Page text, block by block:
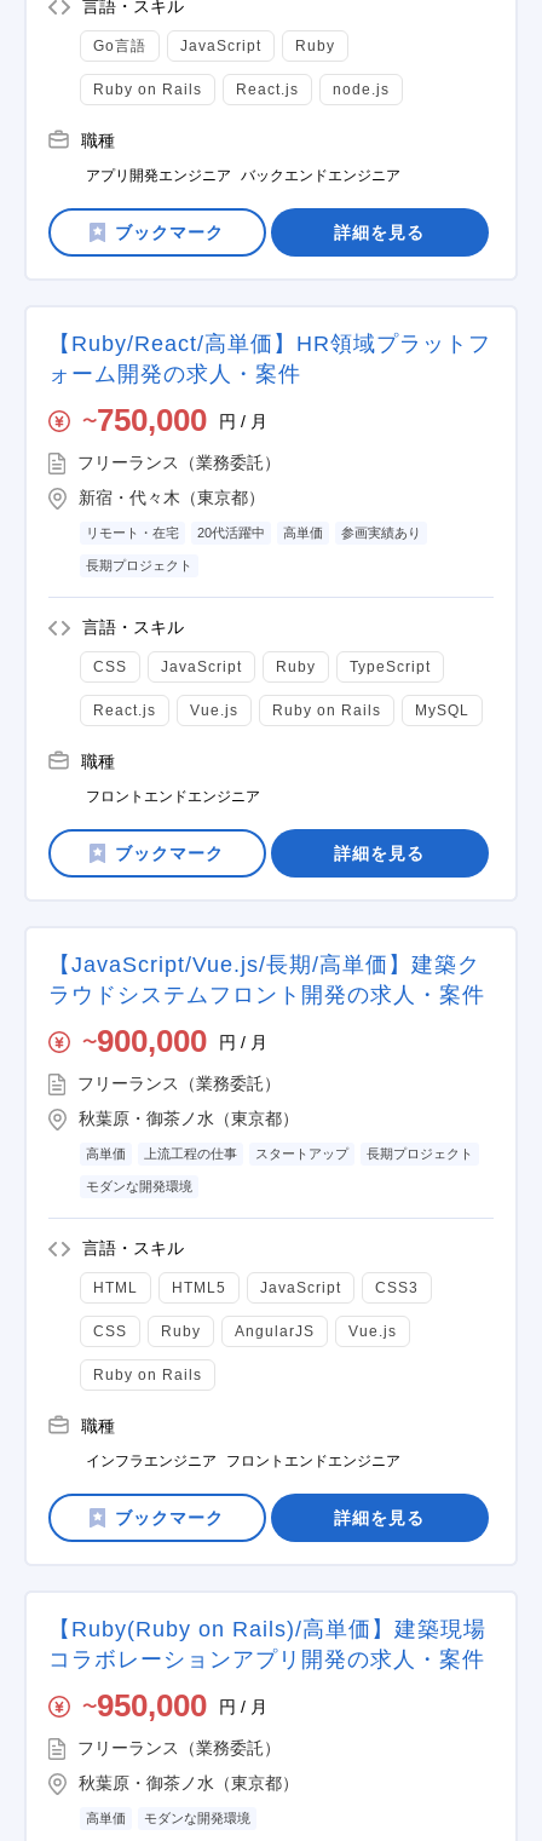
言語・スキル
Go言語 JavaScript Ruby
Ruby on Rails React.js node.js
職種
アプリ開発エンジニア バックエンドエンジニア
詳細を見る
【Ruby/React/高単価】HR領域プラットフ
ォーム開発の求人・案件
〜750,000 円 / 月
フリーランス（業務委託）
新宿・代々木（東京都）
リモート・在宅 20代活躍中 高単価 参画実績あり
長期プロジェクト
言語・スキル
CSS JavaScript Ruby TypeScript
React.js Vue.js Ruby on Rails MySQL
職種
フロントエンドエンジニア
詳細を見る
【JavaScript/Vue.js/長期/高単価】建築ク
ラウドシステムフロント開発の求人・案件
〜900,000 円 / 月
フリーランス（業務委託）
秋葉原・御茶ノ水（東京都）
高単価 上流工程の仕事 スタートアップ 長期プロジェクト
モダンな開発環境
言語・スキル
HTML HTML5 JavaScript CSS3
CSS Ruby AngularJS Vue.js
Ruby on Rails
職種
インフラエンジニア フロントエンドエンジニア
詳細を見る
【Ruby(Ruby on Rails)/高単価】建築現場
コラボレーションアプリ開発の求人・案件
〜950,000 円 / 月
フリーランス（業務委託）
秋葉原・御茶ノ水（東京都）
高単価 モダンな開発環境